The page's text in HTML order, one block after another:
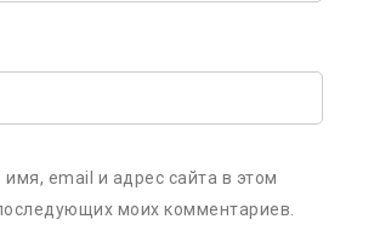
email и адрес сайта в этом
моих комментариев.